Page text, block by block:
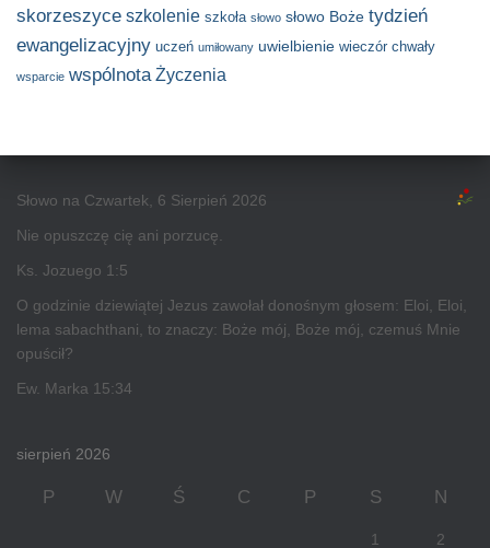
skorzeszyce szkolenie szkoła słowo słowo Boże tydzień
ewangelizacyjny uczeń umiłowany uwielbienie wieczór chwały
wsparcie wspólnota Życzenia
Słowo na Czwartek, 6 Sierpień 2026
Nie opuszczę cię ani porzucę.
Ks. Jozuego 1:5
O godzinie dziewiątej Jezus zawołał donośnym głosem: Eloi, Eloi,
lema sabachthani, to znaczy: Boże mój, Boże mój, czemuś Mnie
opuścił?
Ew. Marka 15:34
sierpień 2026
P W Ś C P S N
1 2